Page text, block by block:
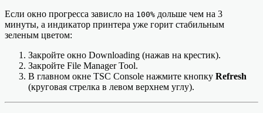
Если окно прогресса зависло на 100% дольше чем на 3
минуты, а индикатор принтера уже горит стабильным
зеленым цветом:
Закройте окно Downloading (нажав на крестик).
Закройте File Manager Tool.
В главном окне TSC Console нажмите кнопку Refresh
(круговая стрелка в левом верхнем углу).